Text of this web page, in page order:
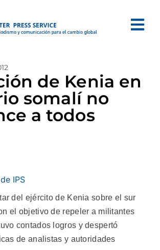
de Kenia en
somalí no
a todos
IPS
del ejército de Kenia sobre el sur
el objetivo de repeler a militantes
contados logros y despertó
de analistas y autoridades